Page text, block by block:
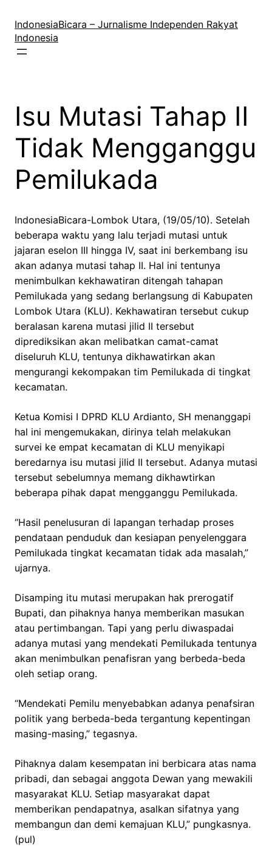
konten
IndonesiaBicara – Jurnalisme Independen Rakyat
Indonesia
Isu Mutasi Tahap II
Tidak Mengganggu
Pemilukada
IndonesiaBicara-Lombok Utara, (19/05/10). Setelah
beberapa waktu yang lalu terjadi mutasi untuk
jajaran eselon III hingga IV, saat ini berkembang isu
akan adanya mutasi tahap II. Hal ini tentunya
menimbulkan kekhawatiran ditengah tahapan
Pemilukada yang sedang berlangsung di Kabupaten
Lombok Utara (KLU). Kekhawatiran tersebut cukup
beralasan karena mutasi jilid II tersebut
diprediksikan akan melibatkan camat-camat
diseluruh KLU, tentunya dikhawatirkan akan
mengurangi kekompakan tim Pemilukada di tingkat
kecamatan.
Ketua Komisi I DPRD KLU Ardianto, SH menanggapi
hal ini mengemukakan, dirinya telah melakukan
survei ke empat kecamatan di KLU menyikapi
beredarnya isu mutasi jilid II tersebut. Adanya mutasi
tersebut sebelumnya memang dikhawtirkan
beberapa pihak dapat mengganggu Pemilukada.
“Hasil penelusuran di lapangan terhadap proses
pendataan penduduk dan kesiapan penyelenggara
Pemilukada tingkat kecamatan tidak ada masalah,”
ujarnya.
Disamping itu mutasi merupakan hak prerogatif
Bupati, dan pihaknya hanya memberikan masukan
atau pertimbangan. Tapi yang perlu diwaspadai
adanya mutasi yang mendekati Pemilukada tentunya
akan menimbulkan penafisran yang berbeda-beda
oleh setiap orang.
“Mendekati Pemilu menyebabkan adanya penafsiran
politik yang berbeda-beda tergantung kepentingan
masing-masing,” tegasnya.
Pihaknya dalam kesempatan ini berbicara atas nama
pribadi, dan sebagai anggota Dewan yang mewakili
masyarakat KLU. Setiap masyarakat dapat
memberikan pendapatnya, asalkan sifatnya yang
membangun dan demi kemajuan KLU,” pungkasnya.
(pul)